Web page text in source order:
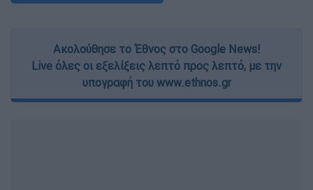
Ακολούθησε το Έθνος στο Google News!
Live όλες οι εξελίξεις λεπτό προς λεπτό, με την
υπογραφή του www.ethnos.gr